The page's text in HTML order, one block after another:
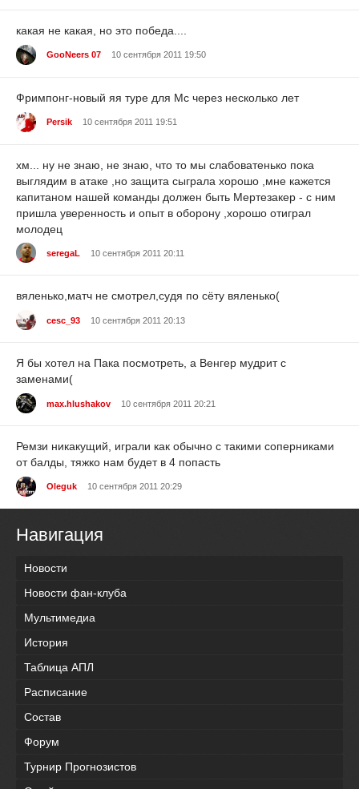
какая не какая, но это победа....
GooNeers 07 10 сентября 2011 19:50
Фримпонг-новый яя туре для Мс через несколько лет
Persik 10 сентября 2011 19:51
хм... ну не знаю, не знаю, что то мы слабоватенько пока
выглядим в атаке ,но защита сыграла хорошо ,мне кажется
капитаном нашей команды должен быть Мертезакер - с ним
пришла уверенность и опыт в оборону ,хорошо отиграл
молодец
seregaL 10 сентября 2011 20:11
вяленько,матч не смотрел,судя по сёту вяленько(
cesc_93 10 сентября 2011 20:13
Я бы хотел на Пака посмотреть, а Венгер мудрит с
заменами(
max.hlushakov 10 сентября 2011 20:21
Ремзи никакущий, играли как обычно с такими соперниками
от балды, тяжко нам будет в 4 попасть
Oleguk 10 сентября 2011 20:29
Навигация
Новости
Новости фан-клуба
Мультимедиа
История
Таблица АПЛ
Расписание
Состав
Форум
Турнир Прогнозистов